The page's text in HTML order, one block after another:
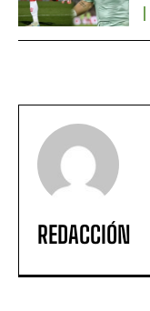
REDACCIÓN